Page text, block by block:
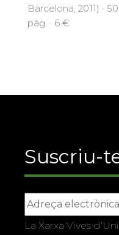
Barcelona, 2011) · 50
pàg. · 6 €
Suscriu-
La Xarxa Vives